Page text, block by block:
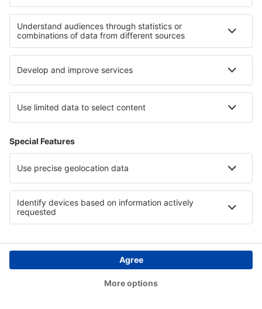
Retur
24 jan. (søn) LPA - TRF
11:05 08:35
Totalpris for alle billetter (ekskludert serviceavgift på NOKper
Pris per voksen i to retninger:
4010NOK
1
Avgang